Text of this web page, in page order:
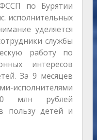
по Бурятии
исполнительных
уделяется
службы
работу по
интересов
За 9 месяцев
исполнителями
млн рублей
пользу детей и